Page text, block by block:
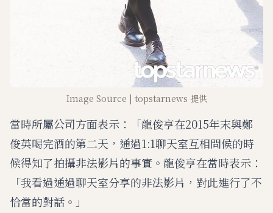
Image Source | topstarnews 提供
當時所屬公司方面表示：「龍俊亨在2015年末與鄭
俊英喝完酒的第二天，通過1:1聊天室互相問候的時
候得知了拍攝非法影片的事實。龍俊亨在當時表示：
「我看過通過聊天室分享的非法影片，對此進行了不
恰當的對話。」